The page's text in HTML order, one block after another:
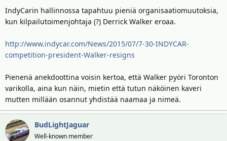
IndyCarin hallinnossa tapahtuu pieniä organisaatiomuutoksia,
kun kilpailutoimenjohtaja (?) Derrick Walker eroaa.
http://www.indycar.com/News/2015/07/7-30-INDYCAR-
competition-president-Walker-resigns
Pienenä anekdoottina voisin kertoa, että Walker pyöri Toronton
varikolla, aina kun näin, mietin että tutun näköinen kaveri
mutten millään osannut yhdistää naamaa ja nimeä.
BudLightJaguar
Well-known member